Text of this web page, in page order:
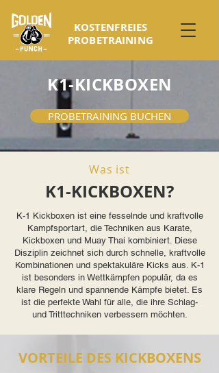
KOSTENFREIES
PROBETRAINING
K1-KICKBOXEN
PROBETRAINING BUCHEN
Was ist
K1-KICKBOXEN?
K-1 Kickboxen ist eine fesselnde und kraftvolle
Kampfsportart, die Techniken aus Karate,
Kickboxen und Muay Thai kombiniert. Diese
Disziplin zeichnet sich durch schnelle, kraftvolle
Kombinationen und spektakuläre Kicks aus. K-1
ist besonders in Wettkämpfen populär, da es
klare Regeln und spannende Kämpfe bietet. Es
ist die perfekte Wahl für alle, die ihre Schlag-
und Tritttechniken verbessern möchten.
VORTEILE DES KICKBOXENS